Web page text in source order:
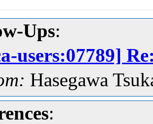
Ups:
users:07789]
Hasegawa
: